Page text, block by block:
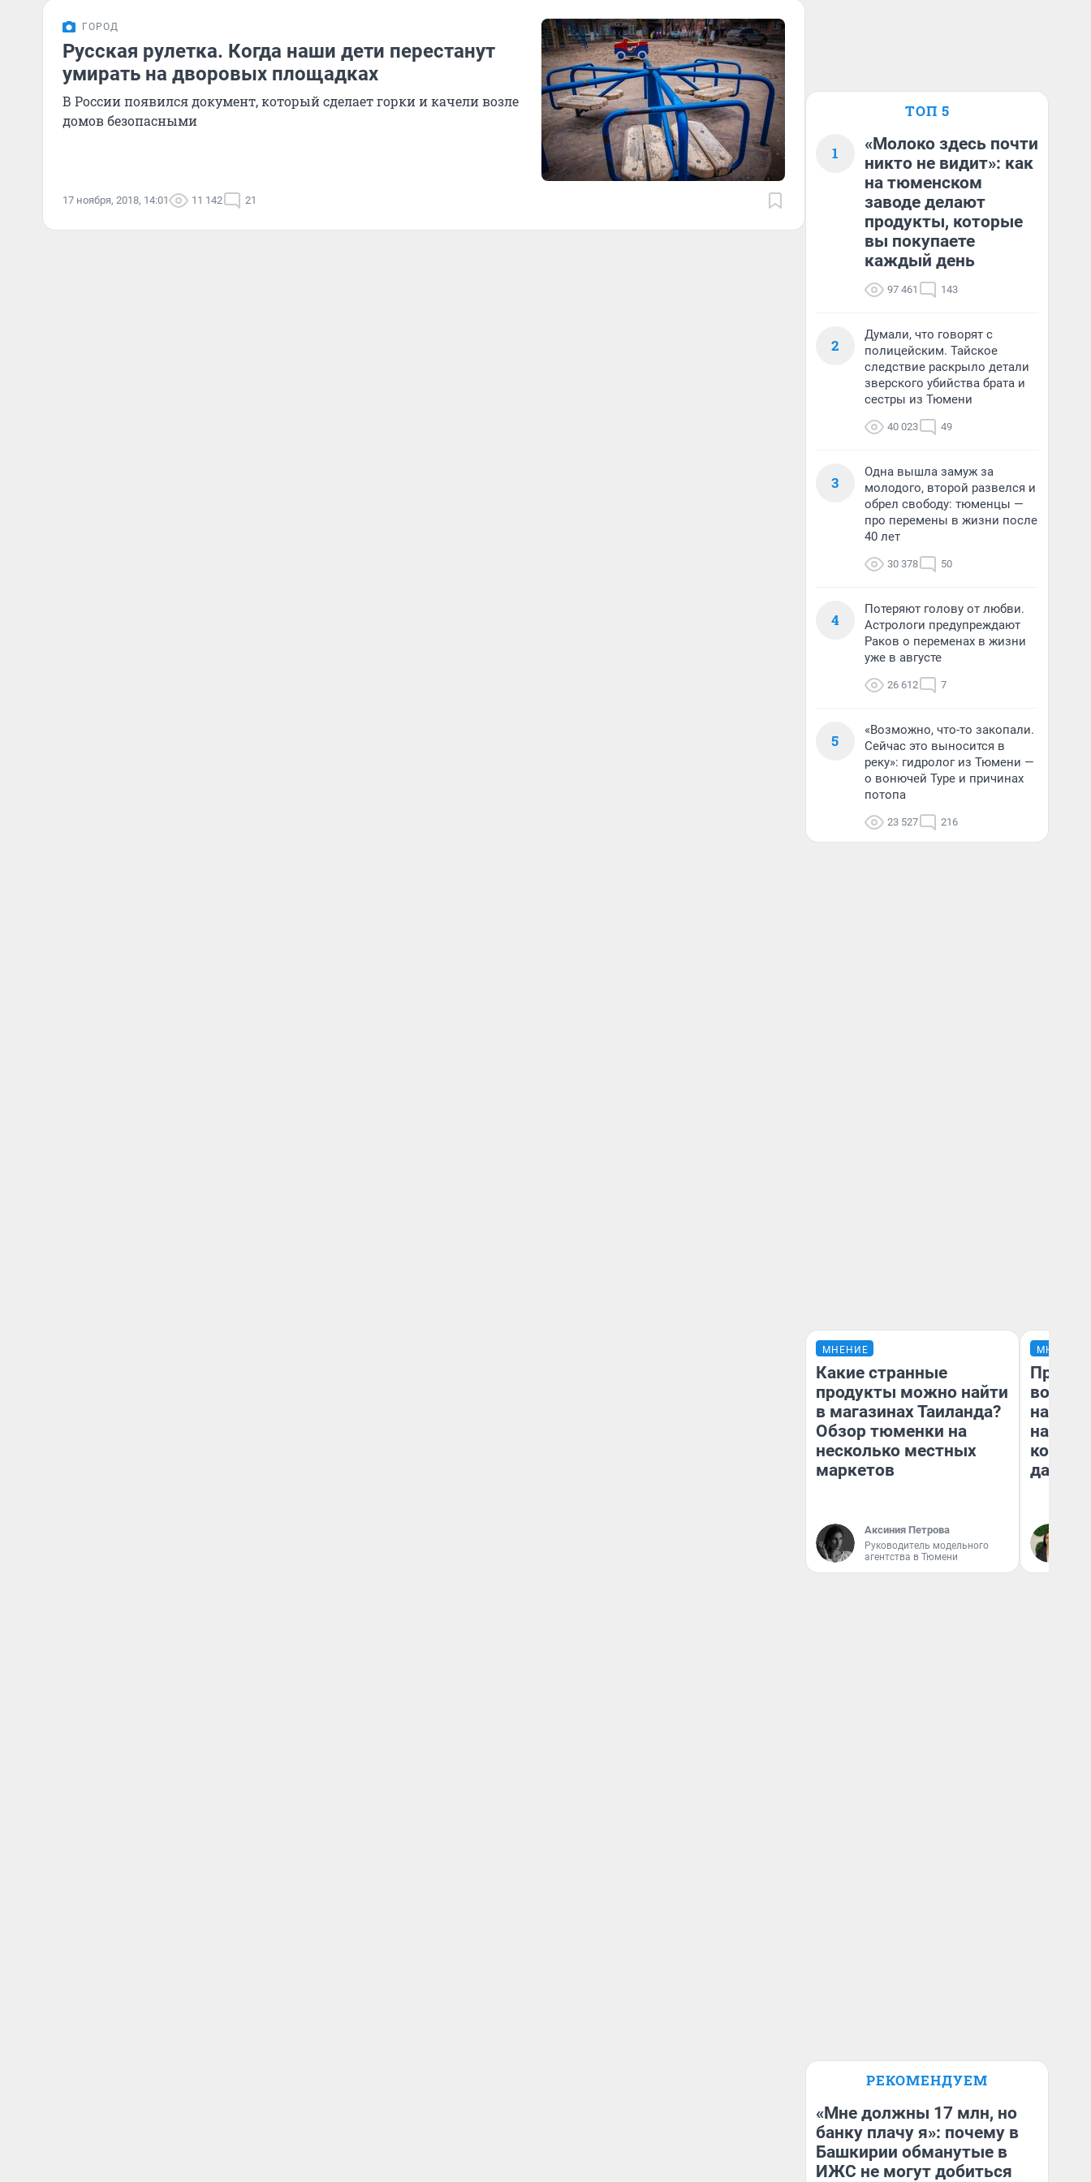
ГОРОД
Русская рулетка. Когда наши дети перестанут
умирать на дворовых площадках
В России появился документ, который сделает горки и качели возле
домов безопасными
17 ноября, 2018, 14:01 11 142 21
ТОП 5
1
«Молоко здесь почти
никто не видит»: как
на тюменском
заводе делают
продукты, которые
вы покупаете
каждый день
97 461 143
2
Думали, что говорят с
полицейским. Тайское
следствие раскрыло детали
зверского убийства брата и
сестры из Тюмени
40 023 49
3
Одна вышла замуж за
молодого, второй развелся и
обрел свободу: тюменцы —
про перемены в жизни после
40 лет
30 378 50
4
Потеряют голову от любви.
Астрологи предупреждают
Раков о переменах в жизни
уже в августе
26 612 7
5
«Возможно, что-то закопали.
Сейчас это выносится в
реку»: гидролог из Тюмени —
о вонючей Туре и причинах
потопа
23 527 216
МНЕНИЕ
Какие странные
продукты можно найти
в магазинах Таиланда?
Обзор тюменки на
несколько местных
маркетов
Аксиния Петрова
Руководитель модельного
агентства в Тюмени
МНЕНИЕ
нам
даже
РЕКОМЕНДУЕМ
«Мне должны 17 млн, но
банку плачу я»: почему в
Башкирии обманутые в
ИЖС не могут добиться